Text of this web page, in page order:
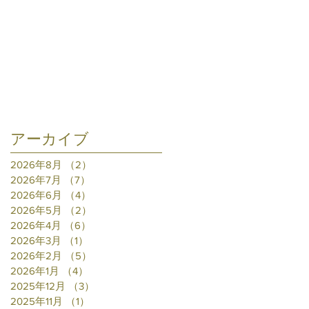
アーカイブ
2026年8月 （2）
2026年7月
（7）
2026年6月
（4）
2026年5月
（2）
2026年4月
（6）
2026年3月
（1）
2026年2月
（5）
2026年1月
（4）
2025年12月
（3）
2025年11月
（1）